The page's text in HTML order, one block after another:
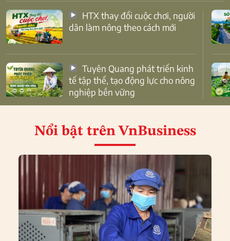
dân làm nông theo cách mới
tế tập thể, tạo động lực cho nông
nghiệp bền vững
Nổi bật trên VnBusiness